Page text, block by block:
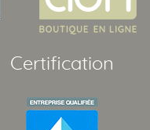
Certification